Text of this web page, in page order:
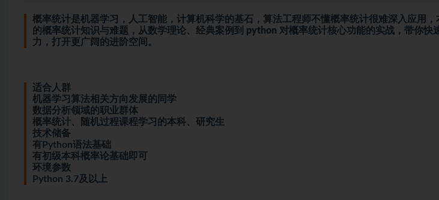
概率统计是机器学习， 人工智能 ，计算机科学的基石，算法工程师不懂概率统计很难深入应用
的概率统计知识与难题，从数学理论、经典案例到 python 对概率统计核心功能的实战，带你快
力，打开更广阔的进阶空间。
适合人群
机器学习算法相关方向发展的同学
数据分析领域的职业群体
概率统计、随机过程课程学习的本科、研究生
技术储备
有Python语法基础
有初级本科概率论基础即可
环境参数
Python 3.7及以上